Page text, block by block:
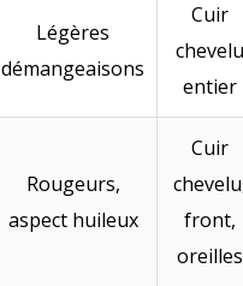
Légères
démangeaisons
Cuir
chevelu
entier
Rougeurs,
aspect huileux
Cuir
front,
oreilles